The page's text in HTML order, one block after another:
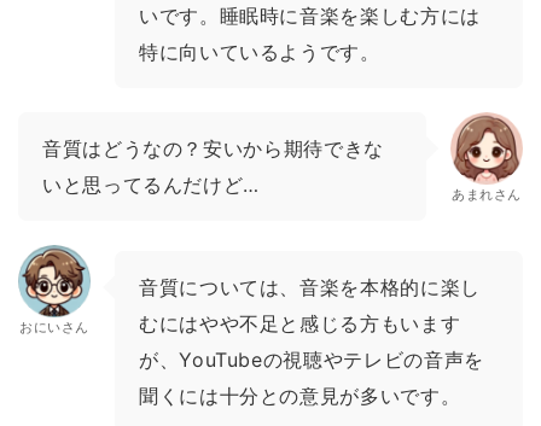
いです。睡眠時に音楽を楽しむ方には
特に向いているようです。
音質はどうなの？安いから期待できな
いと思ってるんだけど…
あまれさん
おにいさん
音質については、音楽を本格的に楽し
むにはやや不足と感じる方もいます
が、YouTubeの視聴やテレビの音声を
聞くには十分との意見が多いです。